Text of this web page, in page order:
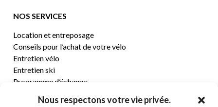
Nous respectons votre vie privée.
NOS SERVICES
Location et entreposage
Conseils pour l’achat de votre vélo
Entretien vélo
Entretien ski
Programme d’échange